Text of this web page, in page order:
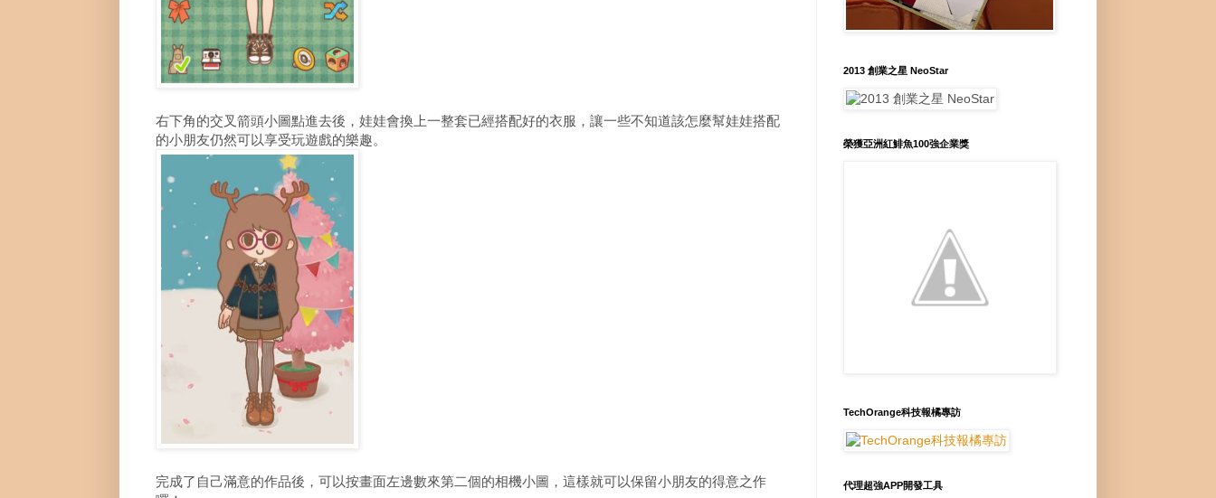
右下角的交叉箭頭小圖點進去後，娃娃會換上一整套已經搭配好的衣服，讓一些不知道該怎麼幫娃娃搭配
的小朋友仍然可以享受玩遊戲的樂趣。
完成了自己滿意的作品後，可以按畫面左邊數來第二個的相機小圖，這樣就可以保留小朋友的得意之作
2013 創業之星 NeoStar
榮獲亞洲紅鯡魚100強企業獎
TechOrange科技報橘專訪
代理超強APP開發工具